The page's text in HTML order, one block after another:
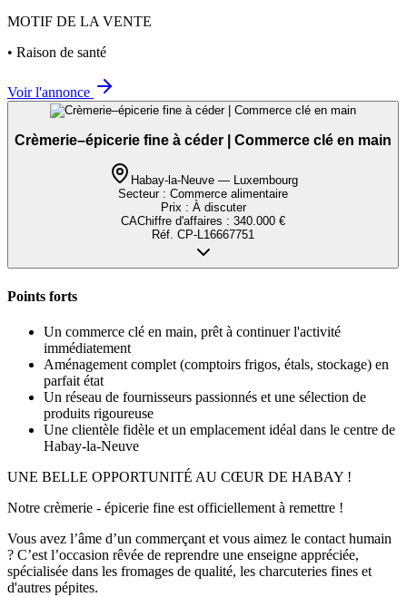
MOTIF DE LA VENTE
• Raison de santé
Voir l'annonce
Crèmerie–épicerie fine à céder | Commerce clé en main
Habay-la-Neuve — Luxembourg
Secteur : Commerce alimentaire
Prix : À discuter
CAChiffre d'affaires : 340.000 €
Réf. CP-L16667751
Points forts
Un commerce clé en main, prêt à continuer l'activité
immédiatement
Aménagement complet (comptoirs frigos, étals, stockage) en
parfait état
Un réseau de fournisseurs passionnés et une sélection de
produits rigoureuse
Une clientèle fidèle et un emplacement idéal dans le centre de
Habay-la-Neuve
UNE BELLE OPPORTUNITÉ AU CŒUR DE HABAY !
Notre crèmerie - épicerie fine est officiellement à remettre !
Vous avez l’âme d’un commerçant et vous aimez le contact humain
? C’est l’occasion rêvée de reprendre une enseigne appréciée,
spécialisée dans les fromages de qualité, les charcuteries fines et
d'autres pépites.